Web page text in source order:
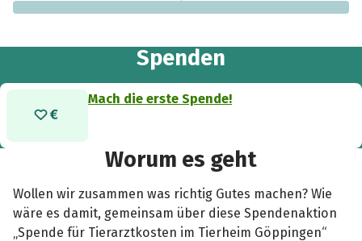
Spenden
Mach die erste Spende!
Worum es geht
Wollen wir zusammen was richtig Gutes machen? Wie
wäre es damit, gemeinsam über diese Spendenaktion
„Spende für Tierarztkosten im Tierheim Göppingen“